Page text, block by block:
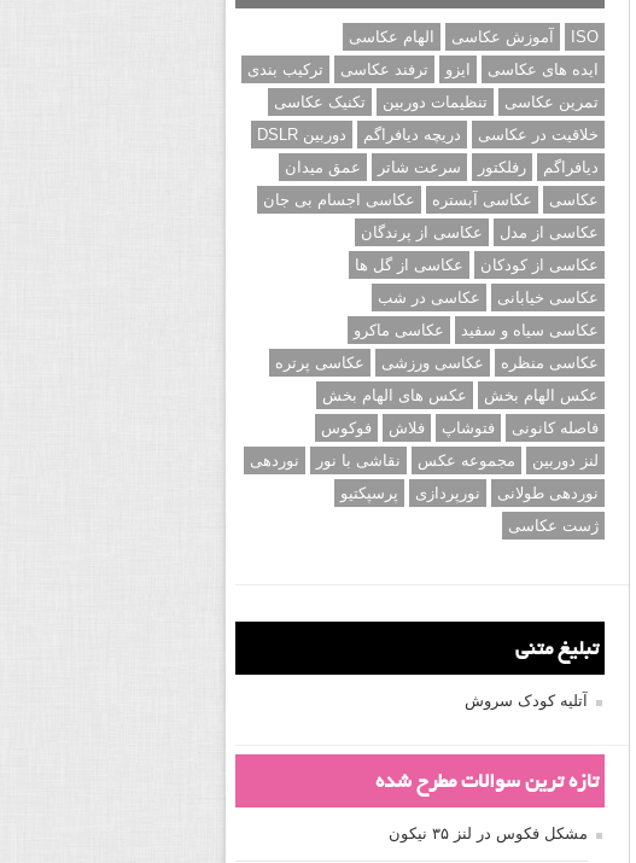
ISO آموزش عکاسی
الهام عکاسی
ایده های عکاسی
ایزو ترفند عکاسی
ترکیب بندی
تمرین عکاسی
تنظیمات دوربین
تکنیک عکاسی
خلاقیت در عکاسی
دریچه دیافراگم
دوربین DSLR
دیافراگم
رفلکتور سرعت شاتر
عمق میدان
عکاسی
عکاسی آبستره
عکاسی اجسام بی جان
عکاسی از مدل
عکاسی از پرندگان
عکاسی از کودکان
عکاسی از گل ها
عکاسی خیابانی
عکاسی در شب
عکاسی سیاه و سفید
عکاسی ماکرو
عکاسی منظره
عکاسی ورزشی
عکاسی پرتره
عکس الهام بخش
عکس های الهام بخش
فاصله کانونی
فتوشاپ فلاش
فوکوس
لنز دوربین
مجموعه عکس نقاشی با نور
نوردهی
نوردهی طولانی
نورپردازی
پرسپکتیو
ژست عکاسی
تبلیغ متنی
آتلیه کودک سروش
تازه ترین سوالات مطرح شده
مشکل فکوس در لنز ۳۵ نیکون